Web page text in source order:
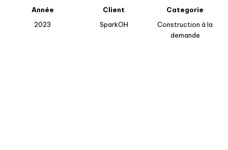
Année
2023
Client
SparkOH
Categorie
Construction à la
demande